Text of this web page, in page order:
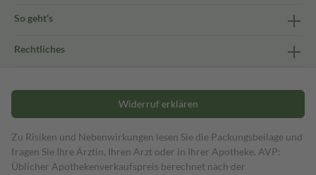
So geht's
Rechtliches
Widerruf erklären
Zu Risiken und Nebenwirkungen lesen Sie die Packungsbeilage und
fragen Sie Ihre Ärztin, Ihren Arzt oder in Ihrer Apotheke. AVP:
Üblicher Apothekenverkaufspreis berechnet nach der